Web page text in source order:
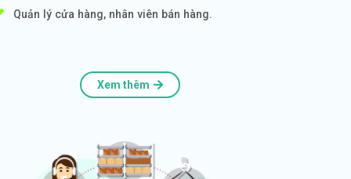
Quản lý cửa hàng, nhân viên bán hàng.
Xem thêm